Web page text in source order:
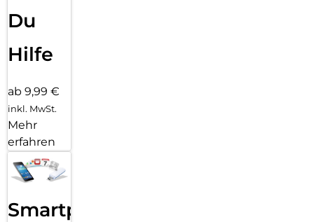
Du
Hilfe
ab 9,99 €
inkl. MwSt.
Mehr
erfahren
Smartphone